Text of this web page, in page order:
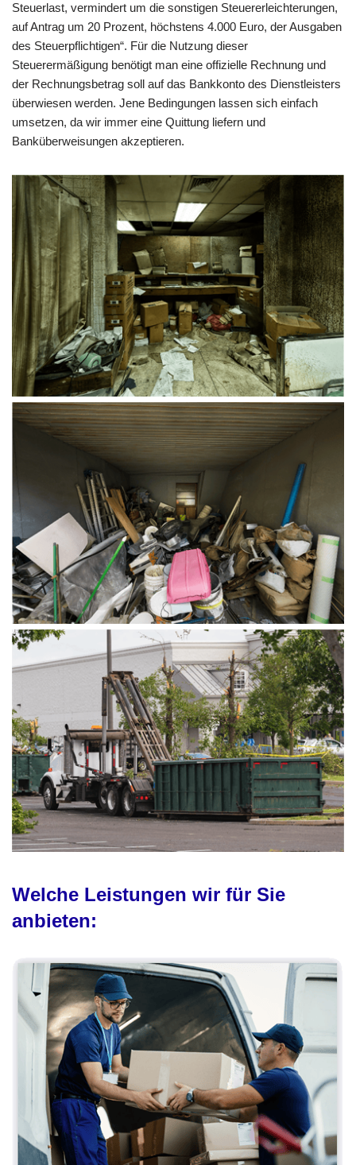
Steuerlast, vermindert um die sonstigen Steuererleichterungen,
auf Antrag um 20 Prozent, höchstens 4.000 Euro, der Ausgaben
des Steuerpflichtigen“. Für die Nutzung dieser
Steuerermäßigung benötigt man eine offizielle Rechnung und
der Rechnungsbetrag soll auf das Bankkonto des Dienstleisters
überwiesen werden. Jene Bedingungen lassen sich einfach
umsetzen, da wir immer eine Quittung liefern und
Banküberweisungen akzeptieren.
Welche Leistungen wir für Sie
anbieten: